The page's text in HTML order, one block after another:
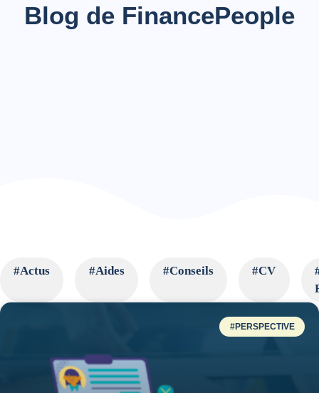
Blog de FinancePeople
#Actus #Aides #Conseils #CV
#PERSPECTIVE